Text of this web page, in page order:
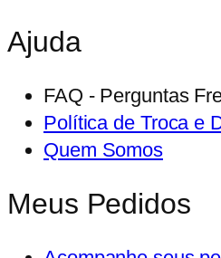
Ajuda
FAQ - Perguntas
Política de Troca e
Quem Somos
Meus Pedidos